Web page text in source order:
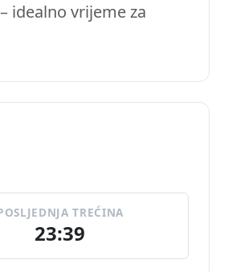
idealno vrijeme za
TREĆINA
23:39